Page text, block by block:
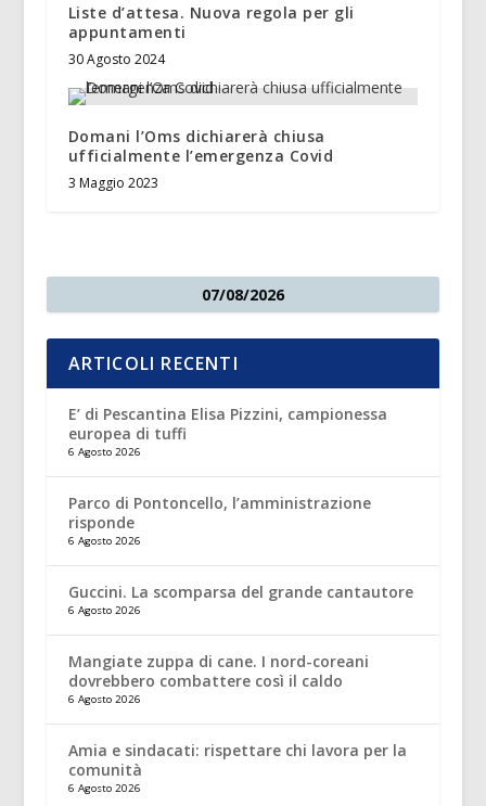
Liste d’attesa. Nuova regola per gli
appuntamenti
30 Agosto 2024
Domani l’Oms dichiarerà chiusa
ufficialmente l’emergenza Covid
3 Maggio 2023
07/08/2026
ARTICOLI RECENTI
E’ di Pescantina Elisa Pizzini, campionessa
europea di tuffi
6 Agosto 2026
Parco di Pontoncello, l’amministrazione
risponde
6 Agosto 2026
Guccini. La scomparsa del grande cantautore
6 Agosto 2026
Mangiate zuppa di cane. I nord-coreani
dovrebbero combattere così il caldo
6 Agosto 2026
Amia e sindacati: rispettare chi lavora per la
comunità
6 Agosto 2026